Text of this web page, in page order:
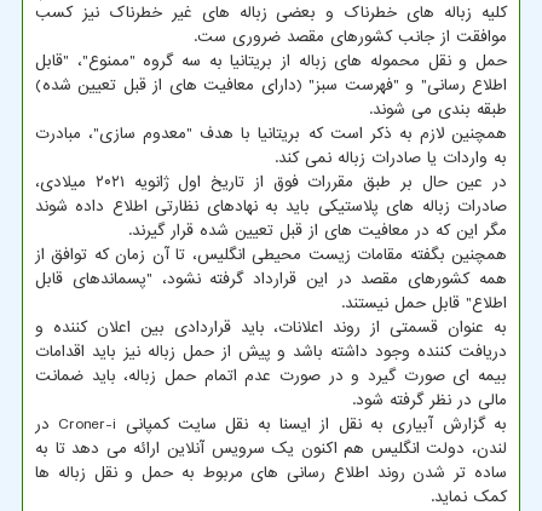
کلیه زباله های خطرناک و بعضی زباله های غیر خطرناک نیز کسب
موافقت از جانب کشورهای مقصد ضروری ست.
حمل و نقل محموله های زباله از بریتانیا به سه گروه "ممنوع"، "قابل
اطلاع رسانی" و "فهرست سبز" (دارای معافیت های از قبل تعیین شده)
طبقه بندی می شوند.
همچنین لازم به ذکر است که بریتانیا با هدف "معدوم سازی"، مبادرت
به واردات یا صادرات زباله نمی کند.
در عین حال بر طبق مقررات فوق از تاریخ اول ژانویه ۲۰۲۱ میلادی،
صادرات زباله های پلاستیکی باید به نهادهای نظارتی اطلاع داده شوند
مگر این که در معافیت های از قبل تعیین شده قرار گیرند.
همچنین بگفته مقامات زیست محیطی انگلیس، تا آن زمان که توافق از
همه کشورهای مقصد در این قرارداد گرفته نشود، "پسماندهای قابل
اطلاع" قابل حمل نیستند.
به عنوان قسمتی از روند اعلانات، باید قراردادی بین اعلان کننده و
دریافت کننده وجود داشته باشد و پیش از حمل زباله نیز باید اقدامات
بیمه ای صورت گیرد و در صورت عدم اتمام حمل زباله، باید ضمانت
مالی در نظر گرفته شود.
به گزارش آبیاری به نقل از ایسنا به نقل سایت کمپانی Croner-i در
لندن، دولت انگلیس هم اکنون یک سرویس آنلاین ارائه می دهد تا به
ساده تر شدن روند اطلاع رسانی های مربوط به حمل و نقل زباله ها
کمک نماید.